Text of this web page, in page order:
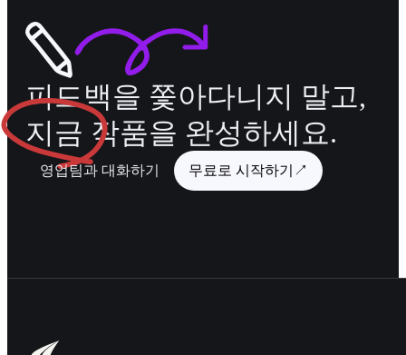
피드백을 쫓아다니지 말고,
지금 작품을 완성하세요.
영업팀과 대화하기 무료로 시작하기 ↗